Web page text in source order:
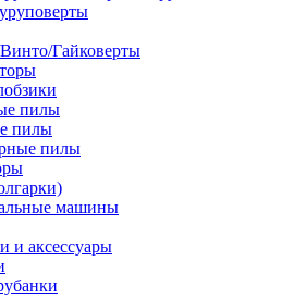
Гайковерты
пилы
пилы
пилы
машины
и аксессуары